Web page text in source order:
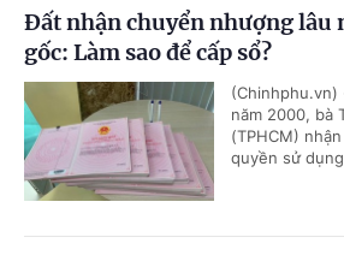
Đất nhận chuyển nhượng lâu
gốc: Làm sao để cấp sổ?
(Chinhphu.vn)
năm 2000, bà
(TPHCM)
quyền sử